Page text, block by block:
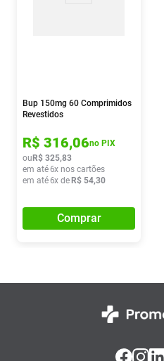
Bup 150mg 60 Comprimidos
Revestidos
R$ 316,06no PIX
ou R$ 325,83
em até6x nos cartões
em até6x de R$ 54,30
Comprar